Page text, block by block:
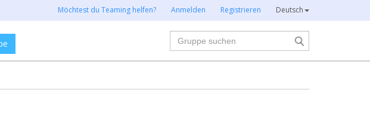
Möchtest du Teaming helfen? Anmelden Registrieren Deutsch
Suche